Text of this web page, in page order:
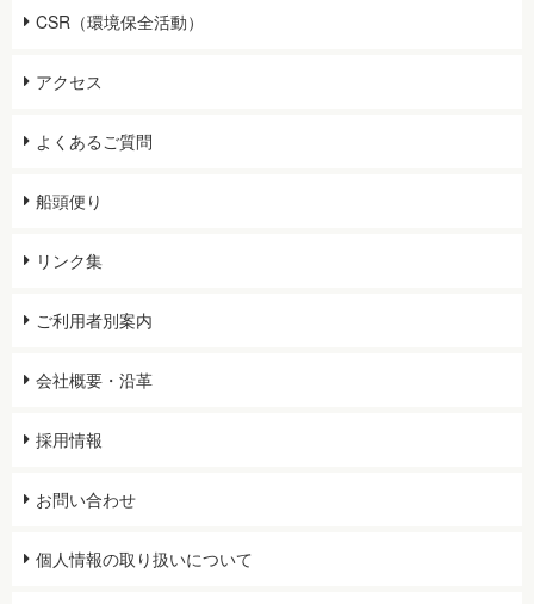
CSR（環境保全活動）
アクセス
よくあるご質問
船頭便り
リンク集
ご利用者別案内
会社概要・沿革
採用情報
お問い合わせ
個人情報の取り扱いについて